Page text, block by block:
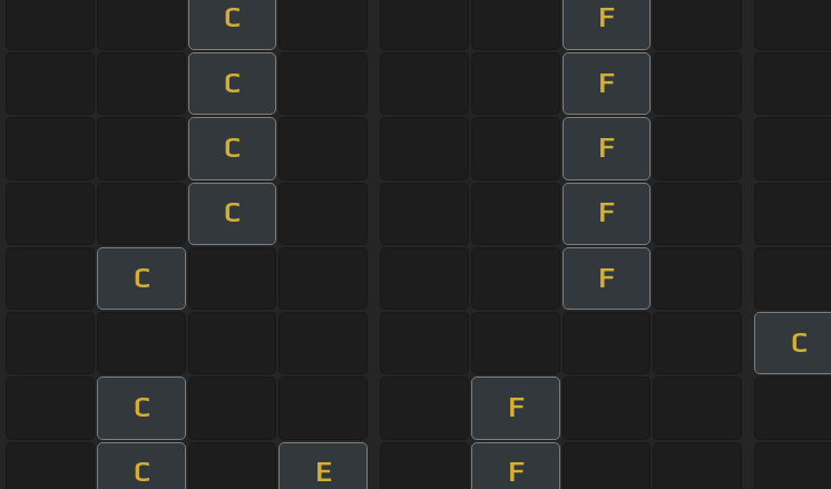
C F
C F
C F
C F
C F
C
C F
C E F